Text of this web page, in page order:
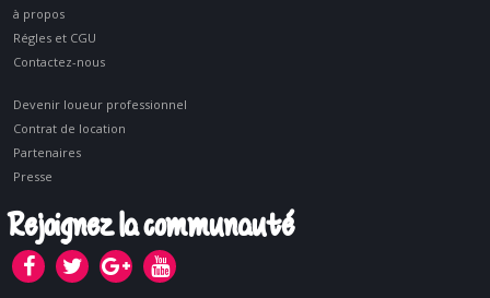
à propos
Régles et CGU
Contactez-nous
Devenir loueur professionnel
Contrat de location
Partenaires
Presse
Rejoignez la communauté